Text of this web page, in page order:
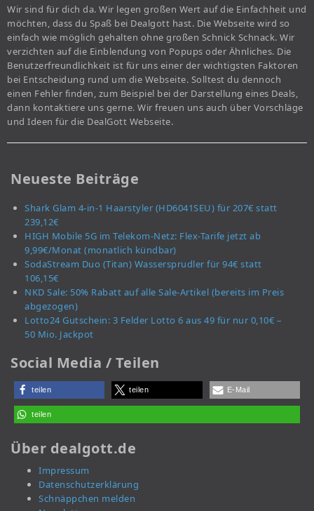
Wir sind für dich da. Wir legen großen Wert auf die Einfachheit und
möchten, dass du Spaß bei Dealgott hast. Die Webseite wird so
einfach wie möglich gehalten ohne großen Schnick Schnack. Wir
verzichten auf die Einblendung von Popups oder Ähnliches. Die
Benutzerfreundlichkeit ist für uns einer der wichtigsten Faktoren
bei Entscheidung rund um die Webseite. Solltest du dennoch
einen Fehler finden, zum Beispiel bei der Darstellung eines Deals,
dann kontaktiere uns gerne. Wir freuen uns auch über Vorschläge
und Ideen für die DealGott Webseite.
Neueste Beiträge
Shark Glam 4-in-1 Haarstyler (HD6041SEU) für 207€ statt
239,12€
HIGH Mobile 5G im Telekom-Netz: Flex-Tarife jetzt ab
9,99€/Monat (monatlich kündbar)
SodaStream Duo (Titan) Wassersprudler für 94€ statt
106,15€
NKD Sale: 50% Rabatt auf alle Sale-Artikel (bereits im Preis
abgezogen)
Lotto24 Gutschein: 3 Felder Lotto 6 aus 49 für nur 0,10€ –
50 Mio. Jackpot
Social Media / Teilen
teilen teilen E-Mail
teilen
Über dealgott.de
Impressum
Datenschutzerklärung
Schnäppchen melden